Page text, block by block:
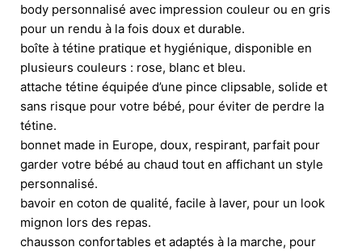
body personnalisé avec impression couleur ou en gris
pour un rendu à la fois doux et durable.
boîte à tétine pratique et hygiénique, disponible en
plusieurs couleurs : rose, blanc et bleu.
attache tétine équipée d’une pince clipsable, solide et
sans risque pour votre bébé, pour éviter de perdre la
tétine.
bonnet made in Europe, doux, respirant, parfait pour
garder votre bébé au chaud tout en affichant un style
personnalisé.
bavoir en coton de qualité, facile à laver, pour un look
mignon lors des repas.
chausson confortables et adaptés à la marche, pour